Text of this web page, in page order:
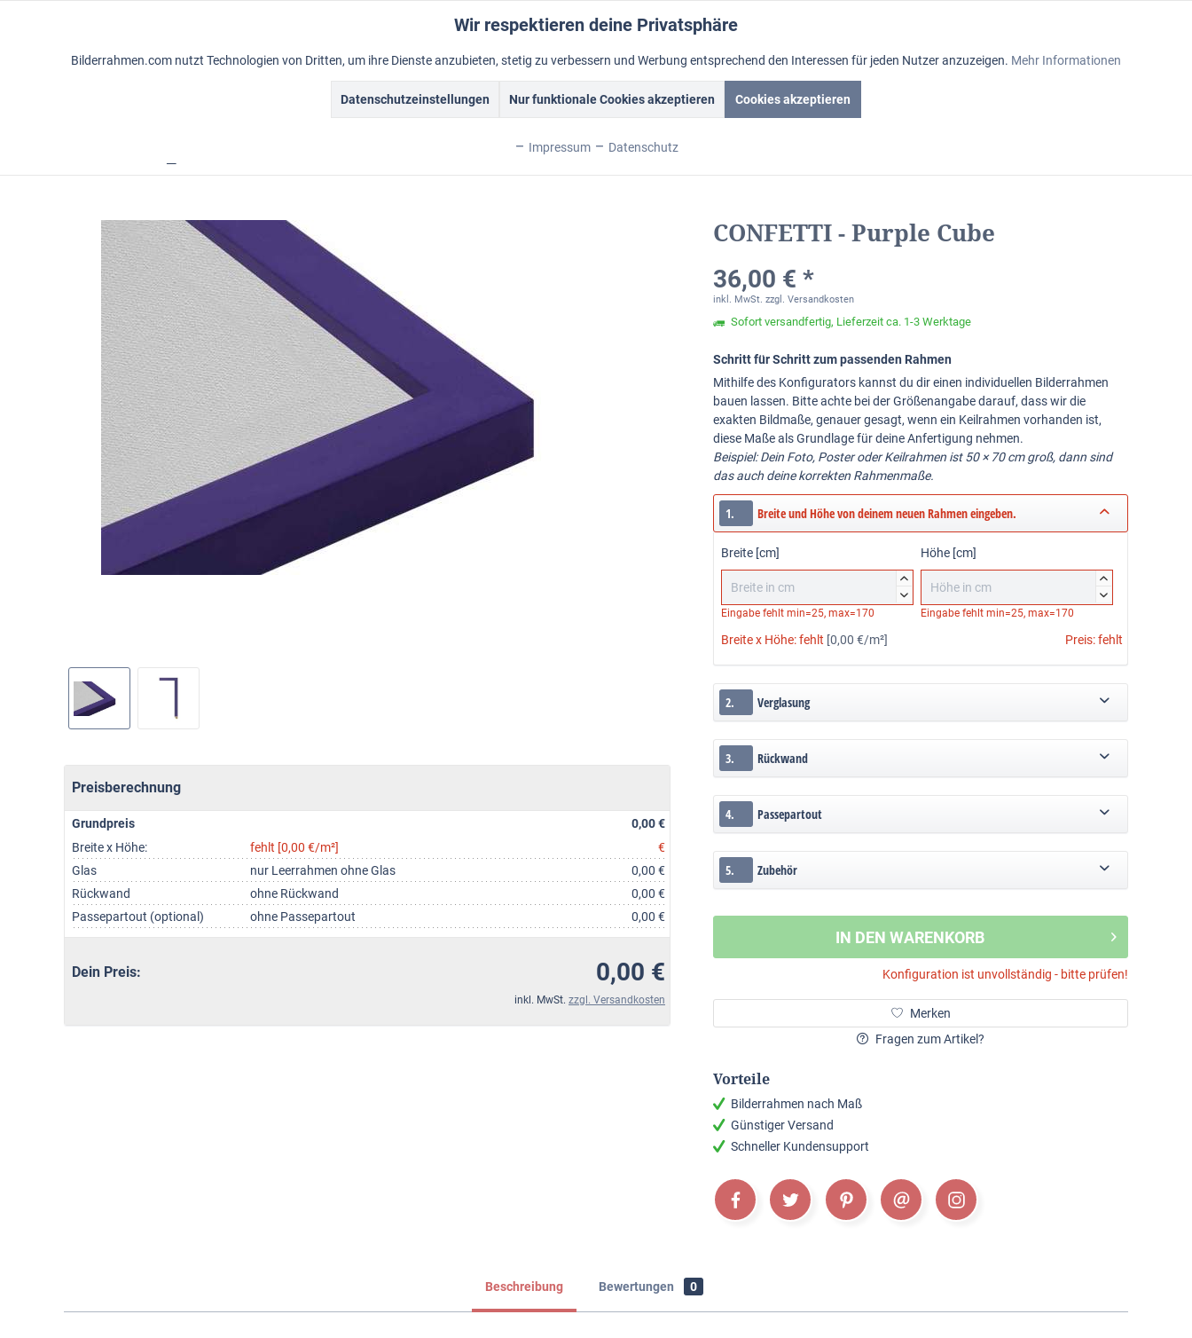
Vintagerahmen Barockrahmen Schattenfugenrahmen Fotorahmen Aluminiumrahmen
Preisberechnung
Grundpreis
0,00 €
Breite x Höhe:
fehlt [0,00 €/m²]
€
Glas
nur Leerrahmen ohne Glas
0,00 €
Rückwand
ohne Rückwand
0,00 €
Passepartout (optional)
ohne Passepartout 0,00 €
Dein Preis: 0,00 €
inkl. MwSt. zzgl. Versandkosten
CONFETTI - Purple Cube
36,00 € *
inkl. MwSt. zzgl. Versandkosten
Sofort versandfertig, Lieferzeit ca. 1-3 Werktage
Schritt für Schritt zum passenden Rahmen
Mithilfe des Konfigurators kannst du dir einen individuellen Bilderrahmen
bauen lassen. Bitte achte bei der Größenangabe darauf, dass wir die
exakten Bildmaße, genauer gesagt, wenn ein Keilrahmen vorhanden ist,
diese Maße als Grundlage für deine Anfertigung nehmen.
Beispiel: Dein Foto, Poster oder Keilrahmen ist 50 × 70 cm groß, dann sind
das auch deine korrekten Rahmenmaße.
1. Breite und Höhe von deinem neuen Rahmen eingeben.
Breite [cm]


Höhe [cm]


Eingabe fehlt min=25, max=170 Eingabe fehlt min=25, max=170
Breite x Höhe:fehlt [0,00 €/m²] Preis:fehlt
2. Verglasung
3. Rückwand
4. Passepartout
5. Zubehör
IN DEN WARENKORB
Konfiguration ist unvollständig - bitte prüfen!
Merken
Fragen zum Artikel?
Vorteile
Bilderrahmen nach Maß
Günstiger Versand
Schneller Kundensupport
Beschreibung Bewertungen 0
Service
Wir respektieren deine Privatsphäre
Bilderrahmen.com nutzt Technologien von Dritten, um ihre Dienste anzubieten, stetig zu verbessern und Werbung entsprechend den Interessen für jeden Nutzer anzuzeigen. Mehr Informationen
Datenschutzeinstellungen Nur funktionale Cookies akzeptieren Cookies akzeptieren
Impressum Datenschutz